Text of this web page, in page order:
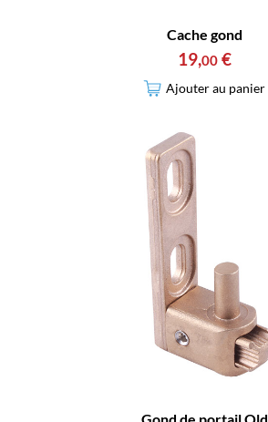
Cache gond
19,00 €
Ajouter au panier
Gond de portail Old